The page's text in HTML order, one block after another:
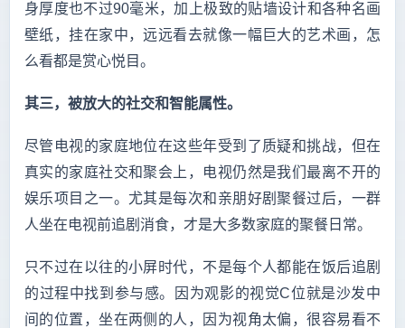
身厚度也不过90毫米，加上极致的贴墙设计和各种名画
壁纸，挂在家中，远远看去就像一幅巨大的艺术画，怎
么看都是赏心悦目。
其三，被放大的社交和智能属性。
尽管电视的家庭地位在这些年受到了质疑和挑战，但在
真实的家庭社交和聚会上，电视仍然是我们最离不开的
娱乐项目之一。尤其是每次和亲朋好剧聚餐过后，一群
人坐在电视前追剧消食，才是大多数家庭的聚餐日常。
只不过在以往的小屏时代，不是每个人都能在饭后追剧
的过程中找到参与感。因为观影的视觉C位就是沙发中
间的位置，坐在两侧的人，因为视角太偏，很容易看不